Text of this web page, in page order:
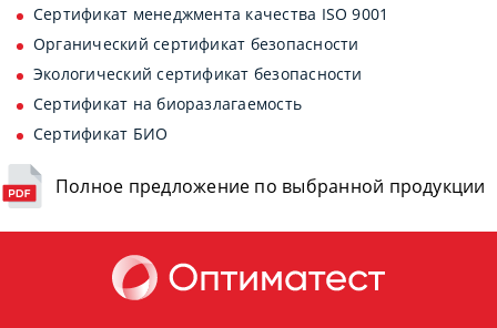
Сертификат менеджмента качества ISO 9001
Органический сертификат безопасности
Экологический сертификат безопасности
Сертификат на биоразлагаемость
Сертификат БИО
Полное предложение по выбранной продукции